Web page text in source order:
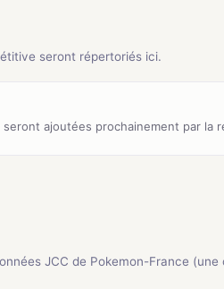
seront répertoriés ici.
ajoutées prochainement par la
JCC de Pokemon-France (une